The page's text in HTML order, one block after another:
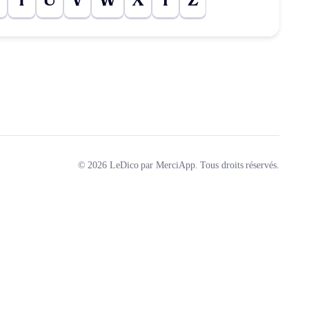
© 2026 LeDico par MerciApp. Tous droits réservés.